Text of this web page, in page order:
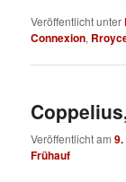
Veröffentlicht unter
Connexion,
Veröffentlicht am
Frühauf